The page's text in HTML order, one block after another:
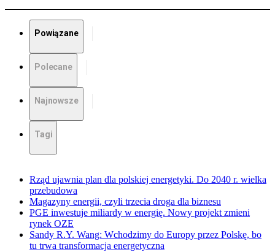
Powiązane
Polecane
Najnowsze
Tagi
Rząd ujawnia plan dla polskiej energetyki. Do 2040 r. wielka
przebudowa
Magazyny energii, czyli trzecia droga dla biznesu
PGE inwestuje miliardy w energię. Nowy projekt zmieni
rynek OZE
Sandy R.Y. Wang: Wchodzimy do Europy przez Polskę, bo
tu trwa transformacja energetyczna